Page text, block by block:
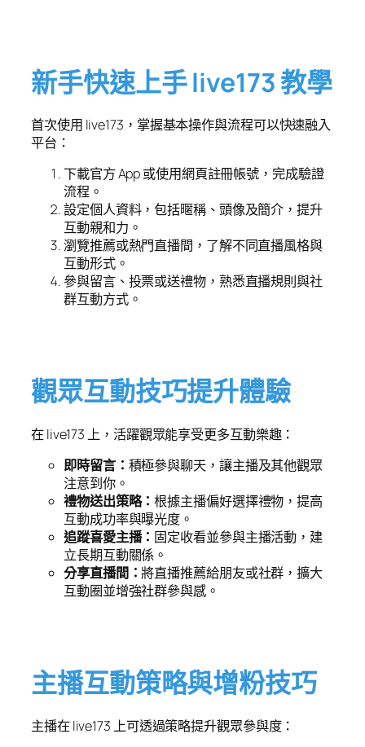
新手快速上手 live173 教學
首次使用 live173，掌握基本操作與流程可以快速融入
平台：
下載官方 App 或使用網頁註冊帳號，完成驗證
流程。
設定個人資料，包括暱稱、頭像及簡介，提升
互動親和力。
瀏覽推薦或熱門直播間，了解不同直播風格與
互動形式。
參與留言、投票或送禮物，熟悉直播規則與社
群互動方式。
觀眾互動技巧提升體驗
在 live173 上，活躍觀眾能享受更多互動樂趣：
即時留言： 積極參與聊天，讓主播及其他觀眾
注意到你。
禮物送出策略：根據主播偏好選擇禮物，提高
互動成功率與曝光度。
追蹤喜愛主播： 固定收看並參與主播活動，建
立長期互動關係。
分享直播間：將直播推薦給朋友或社群，擴大
互動圈並增強社群參與感。
主播互動策略與增粉技巧
主播在 live173 上可透過策略提升觀眾參與度：